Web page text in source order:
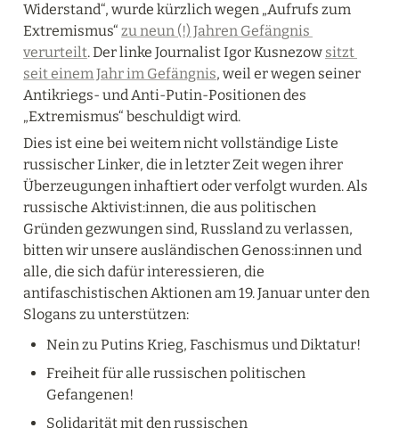
Widerstand“, wurde kürzlich wegen „Aufrufs zum
Extremismus“ zu neun (!) Jahren Gefängnis
verurteilt. Der linke Journalist Igor Kusnezow sitzt
seit einem Jahr im Gefängnis, weil er wegen seiner
Antikriegs- und Anti-Putin-Positionen des
„Extremismus“ beschuldigt wird.
Dies ist eine bei weitem nicht vollständige Liste
russischer Linker, die in letzter Zeit wegen ihrer
Überzeugungen inhaftiert oder verfolgt wurden. Als
russische Aktivist:innen, die aus politischen
Gründen gezwungen sind, Russland zu verlassen,
bitten wir unsere ausländischen Genoss:innen und
alle, die sich dafür interessieren, die
antifaschistischen Aktionen am 19. Januar unter den
Slogans zu unterstützen:
Nein zu Putins Krieg, Faschismus und Diktatur!
Freiheit für alle russischen politischen
Gefangenen!
Solidarität mit den russischen